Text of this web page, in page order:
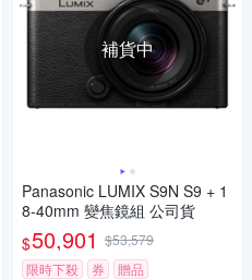
補貨中
Panasonic LUMIX S9N S9 + 1
8-40mm 變焦鏡組 公司貨
$50,901 $53,579
限時下殺
券 贈品